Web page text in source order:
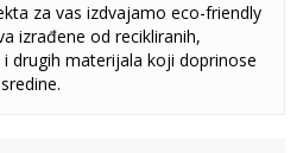
za vas izdvajamo eco-friendly
izrađene od recikliranih,
drugih materijala koji doprinose